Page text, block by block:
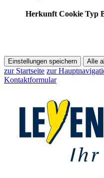
Herkunft Cookie Typ
Einstellungen speichern Alle
zur Startseite zur
Kontaktformular